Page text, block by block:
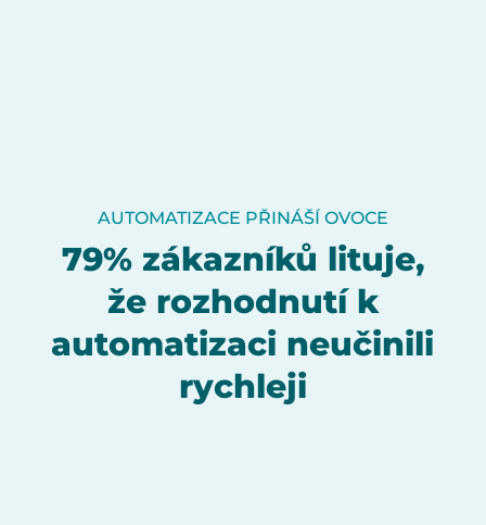
AUTOMATIZACE PŘINÁŠÍ OVOCE
79% zákazníků lituje,
že rozhodnutí k
automatizaci neučinili
rychleji